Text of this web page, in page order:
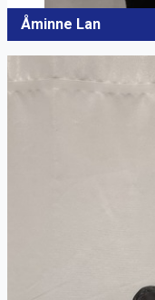
Åminne Lan